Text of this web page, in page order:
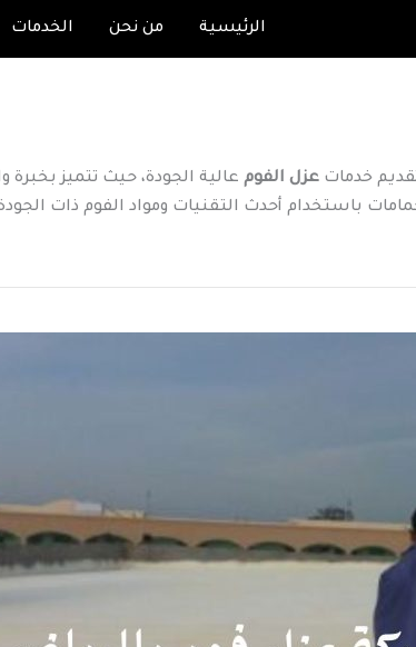
الرئيسية من نحن الخدمات
خدمات عزل الفوم عالية الجودة، حيث تتميز بخبرة
باستخدام أحدث التقنيات ومواد الفوم ذات